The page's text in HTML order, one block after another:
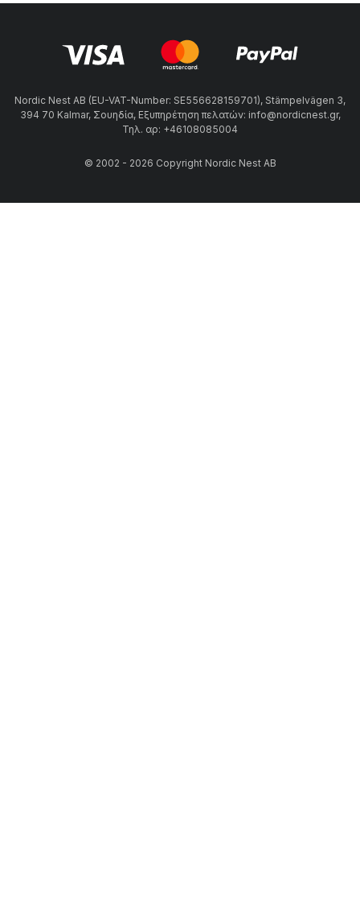
Nordic Nest AB (EU-VAT-Number: SE556628159701), Stämpelvägen 3,
394 70 Kalmar, Σουηδία, Εξυπηρέτηση πελατών: info@nordicnest.gr,
Τηλ. αρ: +46108085004
© 2002 - 2026 Copyright Nordic Nest AB